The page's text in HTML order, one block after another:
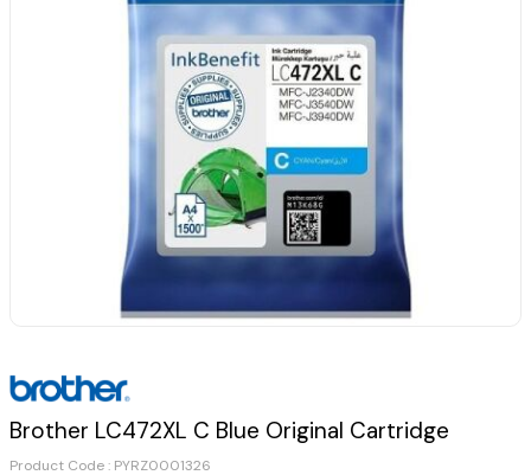
Brother LC472XL C Blue Original Cartridge
Product Code : PYRZ0001326